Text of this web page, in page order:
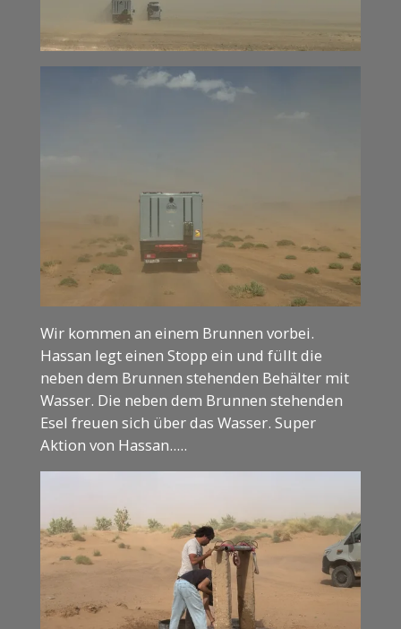
Wir kommen an einem Brunnen vorbei.
Hassan legt einen Stopp ein und füllt die
neben dem Brunnen stehenden Behälter mit
Wasser. Die neben dem Brunnen stehenden
Esel freuen sich über das Wasser. Super
Aktion von Hassan.....